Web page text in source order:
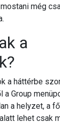
még
a
a háttérbe
a Group
a helyzet, a
lehet csak